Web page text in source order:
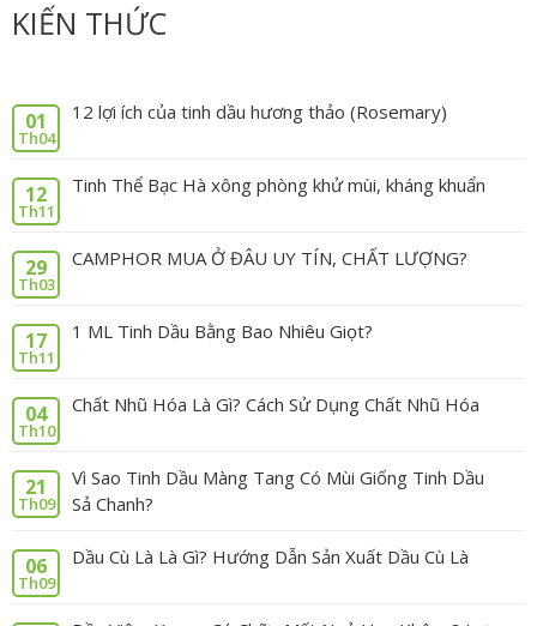
KIẾN THỨC
01
Th04
12 lợi ích của tinh dầu hương thảo (Rosemary)
12
Th11
Tinh Thể Bạc Hà xông phòng khử mùi, kháng khuẩn
29
Th03
CAMPHOR MUA Ở ĐÂU UY TÍN, CHẤT LƯỢNG?
17
Th11
1 ML Tinh Dầu Bằng Bao Nhiêu Giọt?
04
Th10
Chất Nhũ Hóa Là Gì? Cách Sử Dụng Chất Nhũ Hóa
21
Th09
Vì Sao Tinh Dầu Màng Tang Có Mùi Giống Tinh Dầu
Sả Chanh?
06
Th09
Dầu Cù Là Là Gì? Hướng Dẫn Sản Xuất Dầu Cù Là